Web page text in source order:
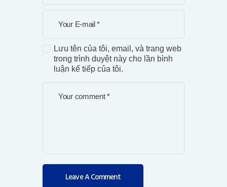
Lưu tên của tôi, email, và trang web
trong trình duyệt này cho lần bình
luận kế tiếp của tôi.